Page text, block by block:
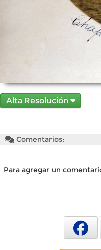
Alta Resolución
Comentarios:
Para agregar un